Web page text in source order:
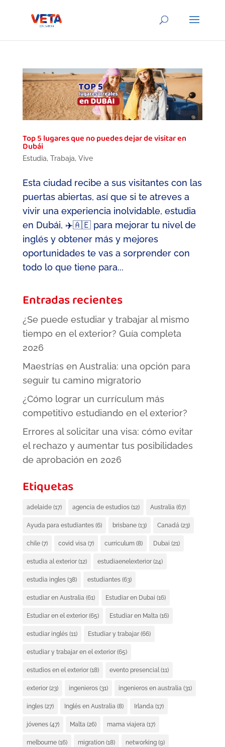
Top 5 lugares que no puedes dejar de visitar en
Dubái
Estudia, Trabaja, Vive
Esta ciudad recibe a sus visitantes con las
puertas abiertas, así que si te atreves a
vivir una experiencia inolvidable, estudia
en Dubái, ✈️🇦🇪 para mejorar tu nivel de
inglés y obtener más y mejores
oportunidades te vas a sorprender con
todo lo que tiene para...
Entradas recientes
¿Se puede estudiar y trabajar al mismo
tiempo en el exterior? Guía completa
2026
Maestrías en Australia: una opción para
seguir tu camino migratorio
¿Cómo lograr un currículum más
competitivo estudiando en el exterior?
Errores al solicitar una visa: cómo evitar
el rechazo y aumentar tus posibilidades
de aprobación en 2026
Etiquetas
adelaide(17) agencia de estudios(12) Australia (67)
Ayuda para estudiantes(6) brisbane(13) Canadá (23)
chile(7) covid visa (7) curriculum(8) Dubai (21)
estudia al exterior(12) estudiaenelexterior(24)
estudia ingles(38) estudiantes(63)
estudiar en Australia (61) Estudiar en Dubai (16)
Estudiar en el exterior(65) Estudiar en Malta (16)
estudiar inglés(11) Estudiar y trabajar(66)
estudiar y trabajar en el exterior(65)
estudios en el exterior(18) evento presencial(11)
exterior(23) ingenieros(31) ingenieros en australia (31)
ingles(27) Inglés en Australia (8) Irlanda (17)
jóvenes(47) Malta (26) mama viajera (17)
melbourne(16) migration(18) networking(9)